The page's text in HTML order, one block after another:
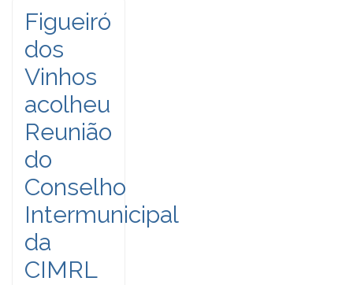
Figueiró
dos
Vinhos
acolheu
Reunião
do
Conselho
Intermunicipal
da
CIMRL